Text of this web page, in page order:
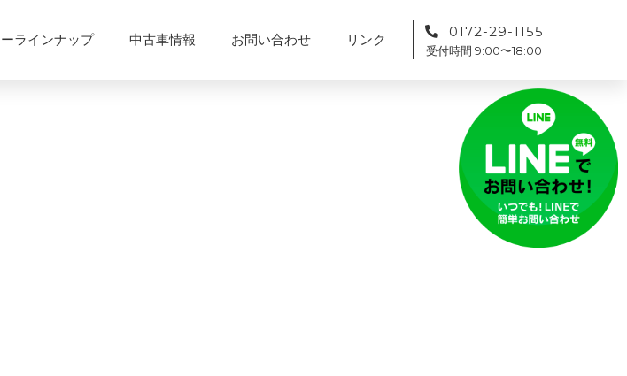
ラインナップ 中古車情報 お問い合わせ リンク 0172-29-1155
受付時間 9:00〜18:00